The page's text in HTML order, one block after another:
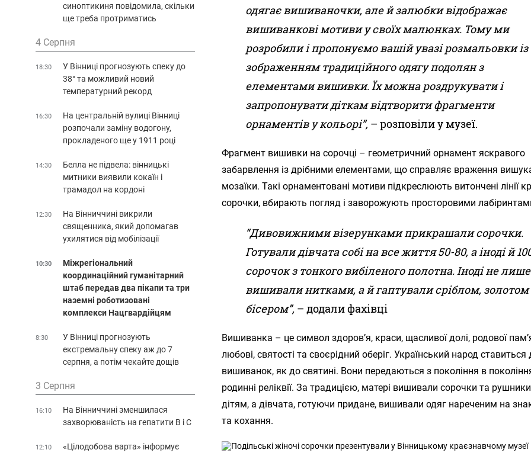
одягає вишиваночки, але й залюбки відображає
вишиванкові мотиви у своїх малюнках. Тому ми
розробили і пропонуємо вашій увазі розмальовки із
зображенням традиційного одягу подолян з
елементами вишивки. Їх можна роздрукувати і
запропонувати діткам відтворити фрагменти
орнаментів у кольорі”, – розповіли у музеї.
Фрагмент вишивки на сорочці – геометричний орнамент яскравого
забарвлення із дрібними елементами, що справляє враження
мозаїки. Такі орнаментовані мотиви підкреслюють витончені лінії
сорочки, вбирають погляд і заворожують просторовими
“Дивовижними візерунками прикрашали сорочки.
Готували дівчата собі на все життя 50-80, а іноді й
сорочок з тонкого вибіленого полотна. Іноді не лише
вишивали нитками, а й гаптували сріблом, золотом
бісером”, – додали фахівці
Вишиванка – це символ здоров’я, краси, щасливої долі, родової
любові, святості та своєрідний оберіг. Український народ ставиться
вишиванок, як до святині. Вони передаються з покоління в
родинні реліквії. За традицією, матері вишивали сорочки та
дітям, а дівчата, готуючи придане, вишивали одяг нареченим на знак
та кохання.
синоптикиня повідомила, скільки
ще треба протриматись
4 Серпня
18:30
У Вінниці прогнозують спеку до
38° та можливий новий
температурний рекорд
16:30
На центральній вулиці Вінниці
розпочали заміну водогону,
прокладеного ще у 1911 році
14:30
Белла не підвела: вінницькі
митники виявили кокаїн і
трамадол на кордоні
12:30
На Вінниччині викрили
священника, який допомагав
ухилятися від мобілізації
10:30
Міжрегіональний
координаційний гуманітарний
штаб передав два пікапи та три
наземні роботизовані
комплекси Нацгвардійцям
8:30
У Вінниці прогнозують
екстремальну спеку аж до 7
серпня, а потім чекайте дощів
3 Серпня
16:10
На Вінниччині зменшилася
захворюваність на гепатити В і С
12:10
«Цілодобова варта» інформує